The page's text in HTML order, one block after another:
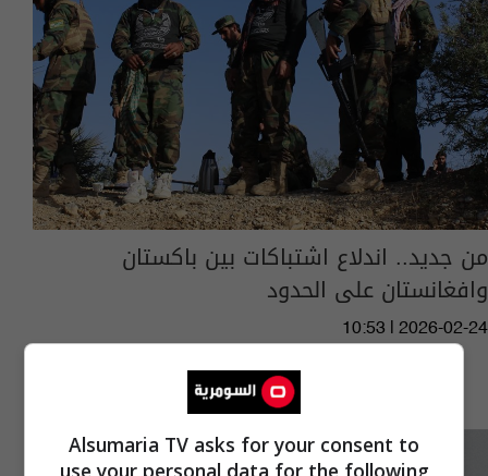
من جديد.. اندلاع اشتباكات بين باكستان
وافغانستان على الحدود
10:53 | 2026-02-24
Alsumaria TV asks for your consent to
use your personal data for the following